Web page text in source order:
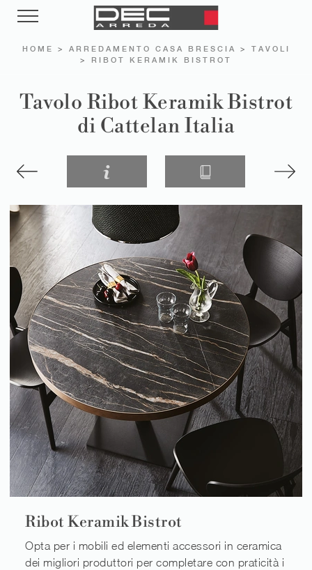
HOME > ARREDAMENTO CASA BRESCIA > TAVOLI
> RIBOT KERAMIK BISTROT
Tavolo Ribot Keramik Bistrot
di Cattelan Italia
Ribot Keramik Bistrot
Opta per i mobili ed elementi accessori in ceramica
dei migliori produttori per completare con praticità i